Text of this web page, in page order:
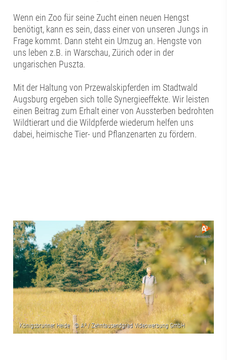
Wenn ein Zoo für seine Zucht einen neuen Hengst
benötigt, kann es sein, dass einer von unseren Jungs in
Frage kommt. Dann steht ein Umzug an. Hengste von
uns leben z.B. in Warschau, Zürich oder in der
ungarischen Puszta.
Mit der Haltung von Przewalskipferden im Stadtwald
Augsburg ergeben sich tolle Synergieeffekte. Wir leisten
einen Beitrag zum Erhalt einer von Aussterben bedrohten
Wildtierart und die Wildpferde wiederum helfen uns
dabei, heimische Tier- und Pflanzenarten zu fördern.